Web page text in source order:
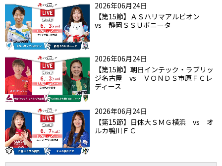
2026年06月24日
【第15節】ＡＳハリマアルビオン
vs 静岡ＳＳＵボニータ
2026年06月24日
【第15節】朝日インテック・ラブリッ
ジ名古屋 vs ＶＯＮＤＳ市原ＦＣレ
ディース
2026年06月24日
【第15節】日体大ＳＭＧ横浜 vs オ
ルカ鴨川ＦＣ